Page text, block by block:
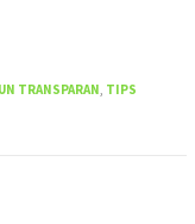
TRANSPARAN, TIPS